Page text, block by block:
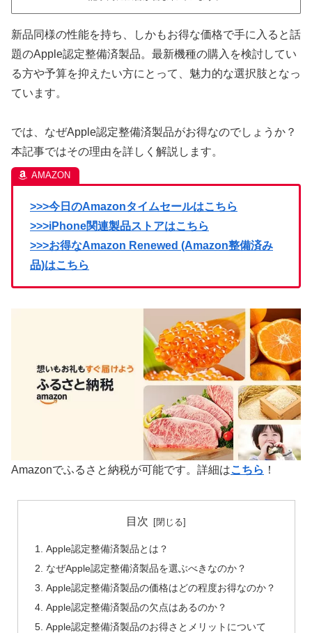
新品同様の性能を持ち、しかもお得な価格で手に入ると話
題のApple認定整備済製品。最新機種の購入を検討してい
る方や予算を抑えたい方にとって、魅力的な選択肢となっ
ています。
では、なぜApple認定整備済製品がお得なのでしょうか？
本記事ではその理由を詳しく解説します。
>>>今日のAmazonタイムセールはこちら
>>>iPhone関連製品ストアはこちら
>>>お得なAmazon Renewed (Amazon整備済み
品)はこちら
Amazonでふるさと納税が可能です。詳細はこちら ！
目次
Apple認定整備済製品とは？
なぜApple認定整備済製品を選ぶべきなのか？
Apple認定整備済製品の価格はどの程度お得なのか？
Apple認定整備済製品の欠点はあるのか？
Apple認定整備済製品のお得さとメリットについて